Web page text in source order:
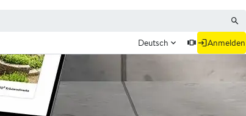
Deutsch Anmelden